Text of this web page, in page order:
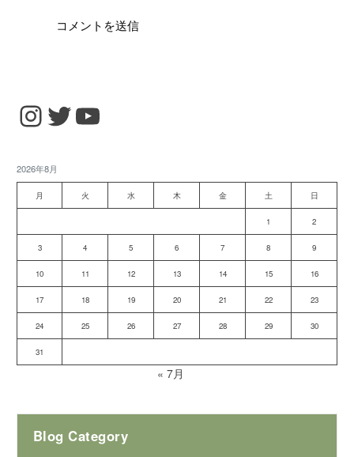
Instagram
TwitterYouTube
2026年8月
月 火 水 木 金 土 日
1 2
3 4 5 6 7 8 9
10 11 12 13 14 15 16
17 18 19 20 21 22 23
24 25 26 27 28 29 30
31
« 7月
Blog Category